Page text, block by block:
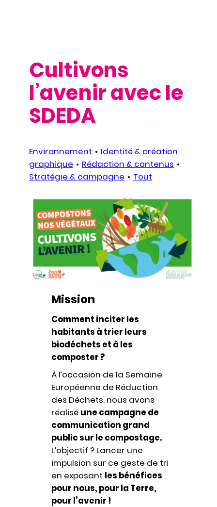
Cultivons
l’avenir avec le
SDEDA
Environnement
Identité & création
graphique
Rédaction & contenus
Stratégie & campagne
Tout
Mission
Comment inciter les
habitants à trier leurs
biodéchets et à les
composter ?
À l’occasion de la Semaine
Européenne de Réduction
des Déchets, nous avons
réalisé une campagne de
communication grand
public sur le compostage.
L’objectif ? Lancer une
impulsion sur ce geste de tri
en exposant les bénéfices
pour nous, pour la Terre,
pour l’avenir !